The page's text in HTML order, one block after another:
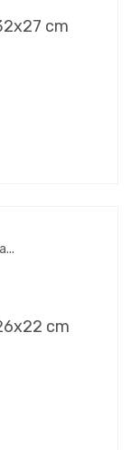
cm
cm